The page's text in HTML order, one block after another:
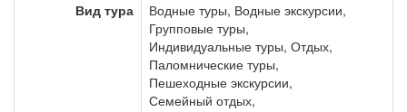
Вид тура
Водные туры, Водные экскурсии,
Групповые туры,
Индивидуальные туры, Отдых,
Паломнические туры,
Пешеходные экскурсии,
Семейный отдых,